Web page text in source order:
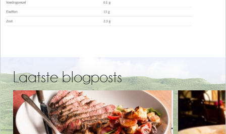
Laatste blogposts